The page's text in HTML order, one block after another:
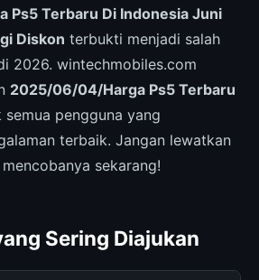
Ps5 Terbaru Di Indonesia Juni
Diskon terbukti menjadi salah
2026. wintechmobiles.com
2025/06/04/Harga Ps5 Terbaru
semua pengguna yang
terbaik. Jangan lewatkan
sekarang!
Sering Diajukan